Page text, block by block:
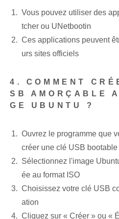
Vous pouvez utiliser des
tcher ou UNetbootin
Ces applications peuvent
urs sites officiels
4. COMMENT
SB AMORÇABLE
GE UBUNTU ?
Ouvrez le programme que
créer une clé USB bootable
Sélectionnez l'image
ée au format ISO
Choisissez votre clé USB
ation
Cliquez sur « Créer » ou «